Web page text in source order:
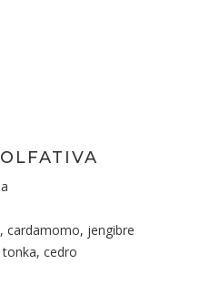
cardamomo, jengibre
cedro